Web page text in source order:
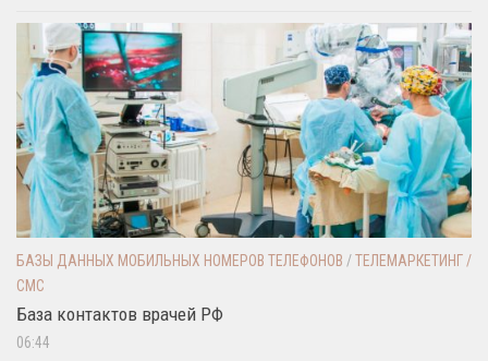
БАЗЫ ДАННЫХ МОБИЛЬНЫХ НОМЕРОВ ТЕЛЕФОНОВ /ТЕЛЕМАРКЕТИНГ /
СМС
База контактов врачей РФ
06:44